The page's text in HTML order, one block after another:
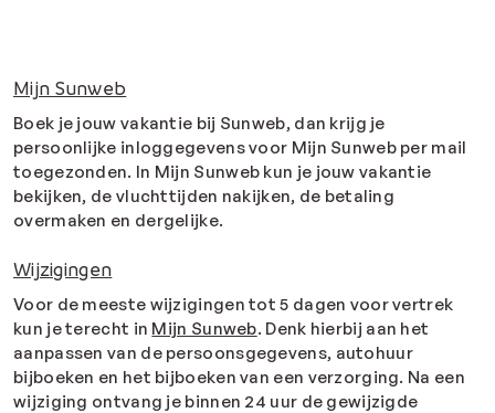
Mijn Sunweb
Boek je jouw vakantie bij Sunweb, dan krijg je
persoonlijke inloggegevens voor Mijn Sunweb per mail
toegezonden. In Mijn Sunweb kun je jouw vakantie
bekijken, de vluchttijden nakijken, de betaling
overmaken en dergelijke.
Wijzigingen
Voor de meeste wijzigingen tot 5 dagen voor vertrek
kun je terecht in Mijn Sunweb. Denk hierbij aan het
aanpassen van de persoonsgegevens, autohuur
bijboeken en het bijboeken van een verzorging. Na een
wijziging ontvang je binnen 24 uur de gewijzigde